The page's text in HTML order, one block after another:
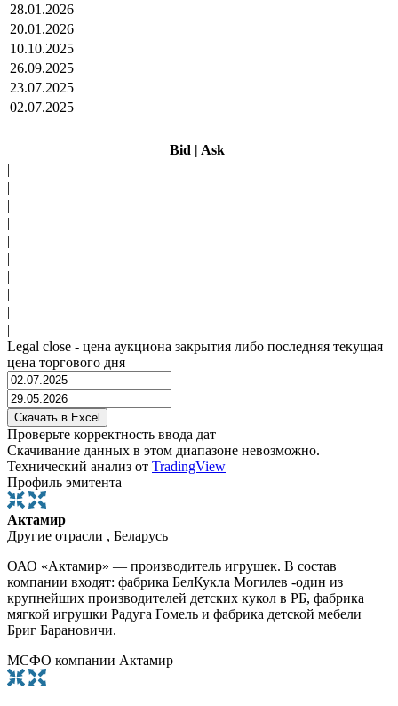
28.01.2026
20.01.2026
10.10.2025
26.09.2025
23.07.2025
02.07.2025
Bid | Ask
|
|
|
|
|
|
|
|
|
|
Legal close - цена аукциона закрытия либо последняя текущая
цена торгового дня
Проверьте корректность ввода дат
Скачивание данных в этом диапазоне невозможно.
Технический анализ от TradingView
Профиль эмитента
Актамир
Другие отрасли , Беларусь
ОАО «Актамир» — производитель игрушек. В состав
компании входят: фабрика БелКукла Могилев -один из
крупнейших производителей детских кукол в РБ, фабрика
мягкой игрушки Радуга Гомель и фабрика детской мебели
Бриг Барановичи.
МСФО компании Актамир